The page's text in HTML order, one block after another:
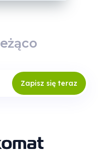
Zapisz się teraz